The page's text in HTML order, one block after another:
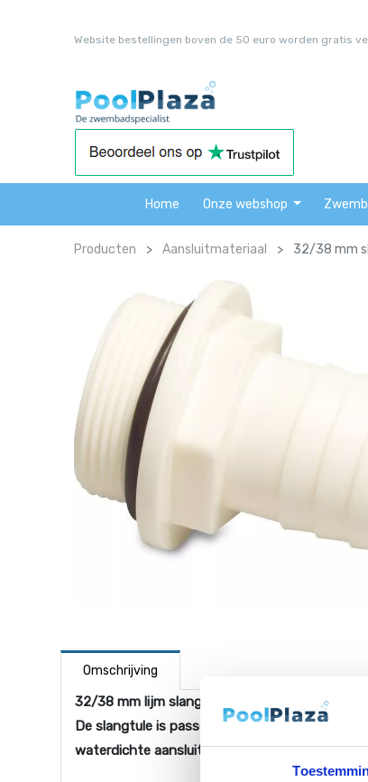
Website bestellingen boven de 50 euro worden gratis
Home Onze webshop
Producten Aansluitmateriaal 32/38 mm
Omschrijving
32/38 mm lijm slangtule met 1.5"
De slangtule is passend op alle 1.5"
waterdichte aansluiting. Zo bent u minder